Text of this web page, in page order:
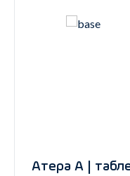
Гінекологія
Атера А |